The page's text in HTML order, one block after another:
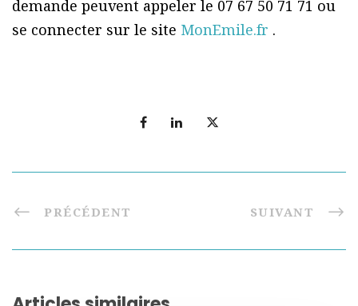
demande peuvent appeler le 07 67 50 71 71 ou
se connecter sur le site MonEmile.fr .
PRÉCÉDENT SUIVANT